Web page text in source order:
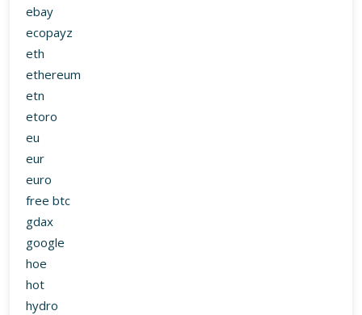
ebay
ecopayz
eth
ethereum
etn
etoro
eu
eur
euro
free btc
gdax
google
hoe
hot
hydro